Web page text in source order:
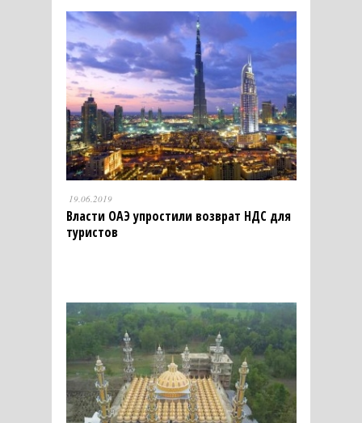
19.06.2019
Власти ОАЭ упростили возврат НДС для
туристов